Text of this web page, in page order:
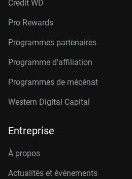
Crédit WD
Pro Rewards
Programmes partenaires
Programme d'affiliation
Programmes de mécénat
Western Digital Capital
Entreprise
À propos
Actualités et événements